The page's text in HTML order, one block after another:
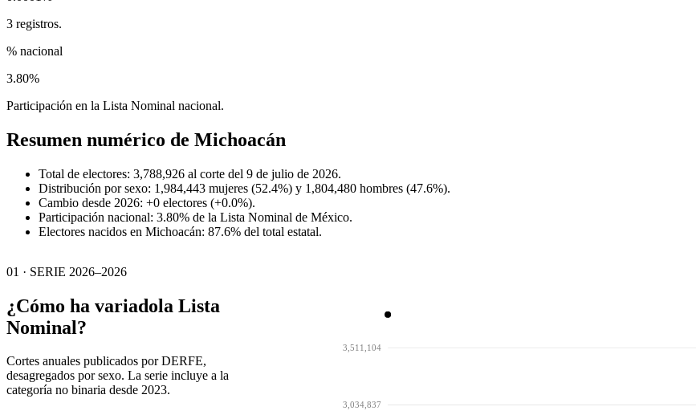
3 registros.
% nacional
3.80%
Participación en la Lista Nominal nacional.
Resumen numérico de Michoacán
Total de electores: 3,788,926 al corte del 9 de julio de 2026.
Distribución por sexo: 1,984,443 mujeres (52.4%) y 1,804,480 hombres (47.6%).
Cambio desde 2026: +0 electores (+0.0%).
Participación nacional: 3.80% de la Lista Nominal de México.
Electores nacidos en Michoacán: 87.6% del total estatal.
01 · SERIE 2026–2026
¿Cómo ha variadola Lista
Nominal?
Cortes anuales publicados por DERFE,
desagregados por sexo. La serie incluye a la
categoría no binaria desde 2023.
3,034,837
3,511,104